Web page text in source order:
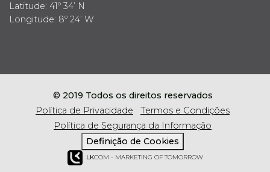
Latitude: 41º 34’ N
Longitude: 8º 24’ W
© 2019 Todos os direitos reservados
Política de Privacidade
Termos e Condições
Política de Segurança da Informação
Definição de Cookies
LKCOM - MARKETING OF TOMORROW